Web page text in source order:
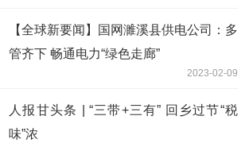
【全球新要闻】国网濉溪县供电公司：多
管齐下 畅通电力“绿色走廊”
2023-02-09
人报甘头条 | “三带+三有” 回乡过节“税
味”浓